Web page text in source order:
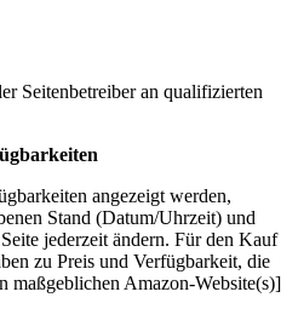
Seitenbetreiber an qualifizierten
angezeigt werden,
Stand (Datum/Uhrzeit) und
jederzeit ändern. Für den Kauf
zu Preis und Verfügbarkeit, die
maßgeblichen Amazon-Website(s)]